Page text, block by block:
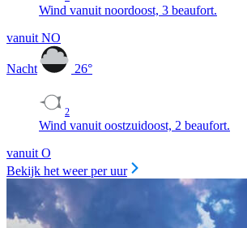
Wind vanuit noordoost, 3 beaufort.
vanuit NO
Nacht 26°
2
Wind vanuit oostzuidoost, 2 beaufort.
vanuit O
Bekijk het weer per uur